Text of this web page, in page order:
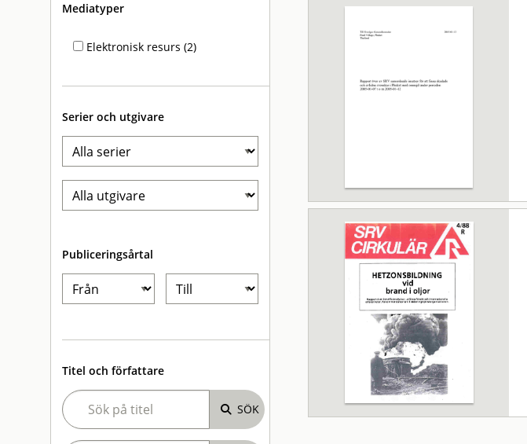
Mediatyper
Elektronisk resurs (2)
Serier och utgivare
Publiceringsårtal
Titel och författare